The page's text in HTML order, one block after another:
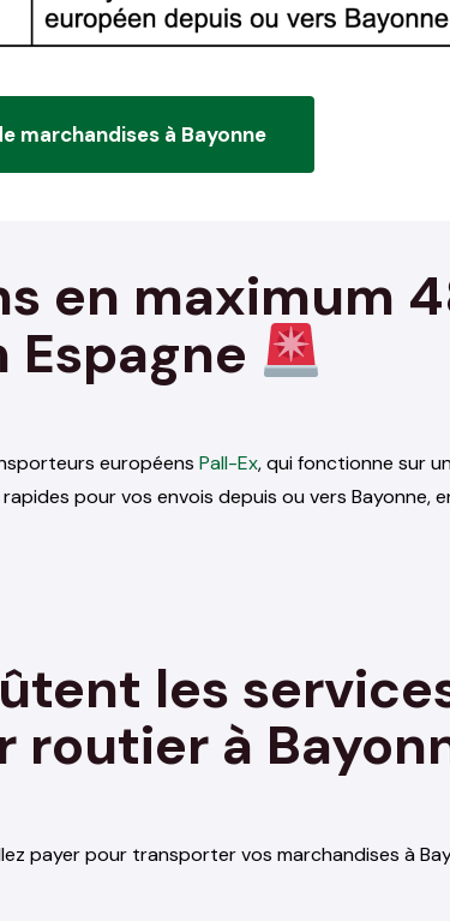
marchandises à Bayonne
en maximum
Espagne
européens Pall-Ex, qui fonctionne sur
rapides pour vos envois depuis ou vers Bayonne,
les
à
payer pour transporter vos marchandises à